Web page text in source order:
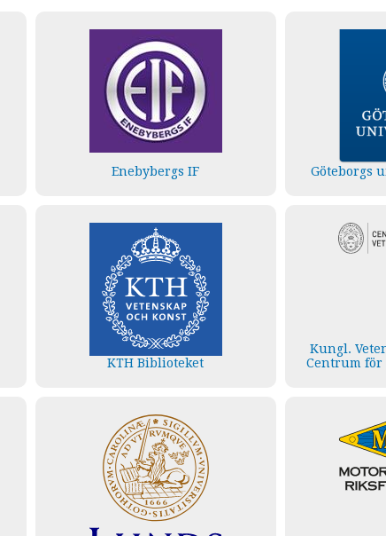
Enebybergs IF Göteborgs
KTH Biblioteket
Kungl.
Centrum för